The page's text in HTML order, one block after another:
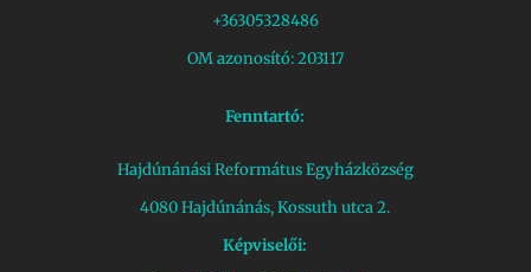
+36305328486
OM azonosító: 203117
Fenntartó:
Hajdúnánási Református Egyházközség
4080 Hajdúnánás, Kossuth utca 2.
Képviselői: